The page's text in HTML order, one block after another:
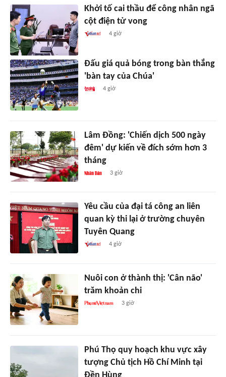
Khởi tố cai thầu để công nhân ngã
cột điện tử vong
4 giờ
Đấu giá quả bóng trong bàn thắng
'bàn tay của Chúa'
4 giờ
Lâm Đồng: 'Chiến dịch 500 ngày
đêm' dự kiến về đích sớm hơn 3
tháng
3 giờ
Yêu cầu của đại tá công an liên
quan kỳ thi lại ở trường chuyên
Tuyên Quang
4 giờ
Nuôi con ở thành thị: 'Cân não'
trăm khoản chi
3 giờ
Phú Thọ quy hoạch khu vực xây
tượng Chủ tịch Hồ Chí Minh tại